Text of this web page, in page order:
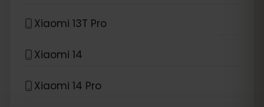
Xiaomi 13T Pro
Xiaomi 14
Xiaomi 14 Pro